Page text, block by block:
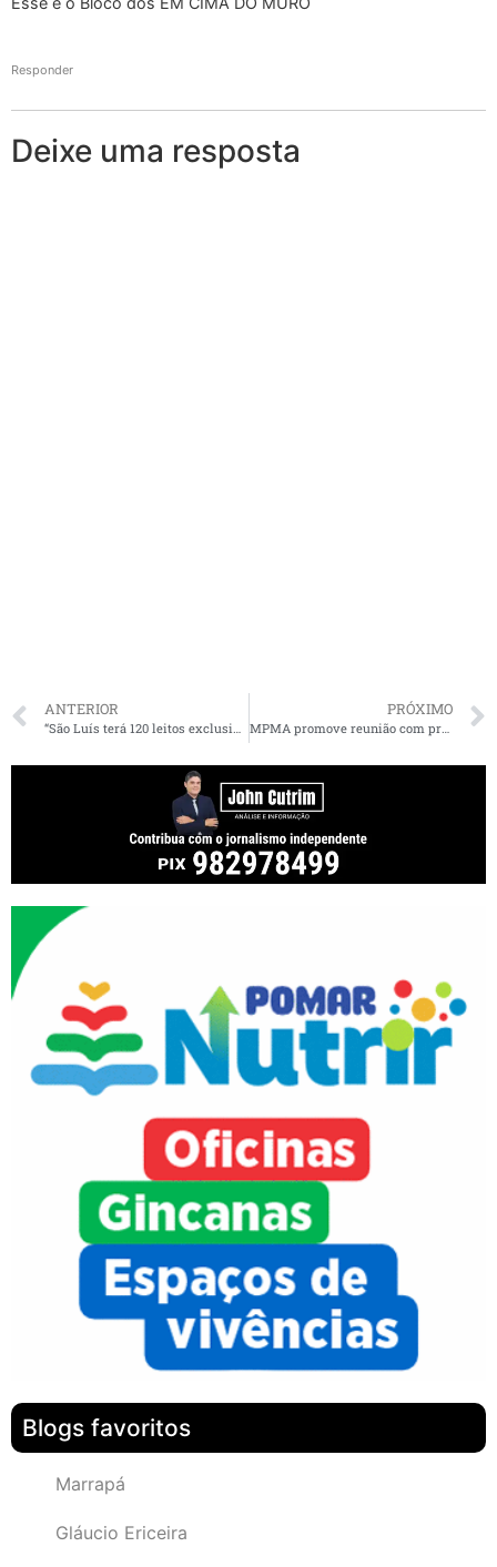
Responder
Deixe uma resposta
ANTERIOR
“São Luís terá 120 leitos exclusivos para pacientes Covid”, anuncia prefeito Eduardo Braide
PRÓXIMO
MPMA promove reunião com proprietários de bares e restaurantes de São Luís
Blogs favoritos
Marrapá
Gláucio Ericeira